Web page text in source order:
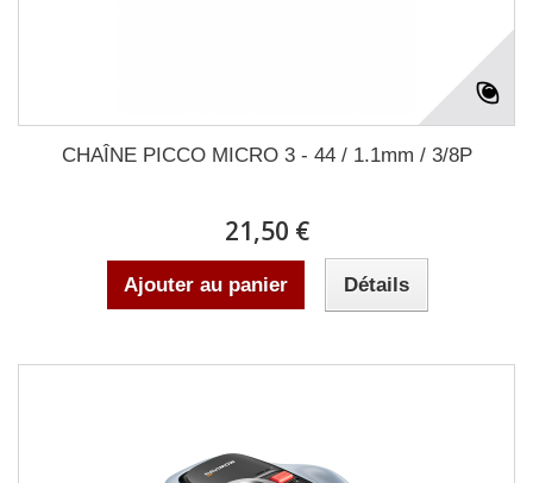
CHAÎNE PICCO MICRO 3 - 44 / 1.1mm / 3/8P
21,50 €
Ajouter au panier Détails